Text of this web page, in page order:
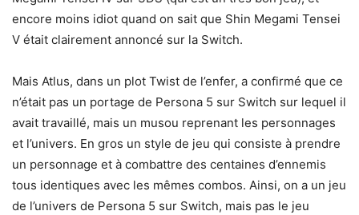
encore moins idiot quand on sait que Shin Megami Tensei
V était clairement annoncé sur la Switch.
Mais Atlus, dans un plot Twist de l’enfer, a confirmé que ce
n’était pas un portage de Persona 5 sur Switch sur lequel il
avait travaillé, mais un musou reprenant les personnages
et l’univers. En gros un style de jeu qui consiste à prendre
un personnage et à combattre des centaines d’ennemis
tous identiques avec les mêmes combos. Ainsi, on a un jeu
de l’univers de Persona 5 sur Switch, mais pas le jeu